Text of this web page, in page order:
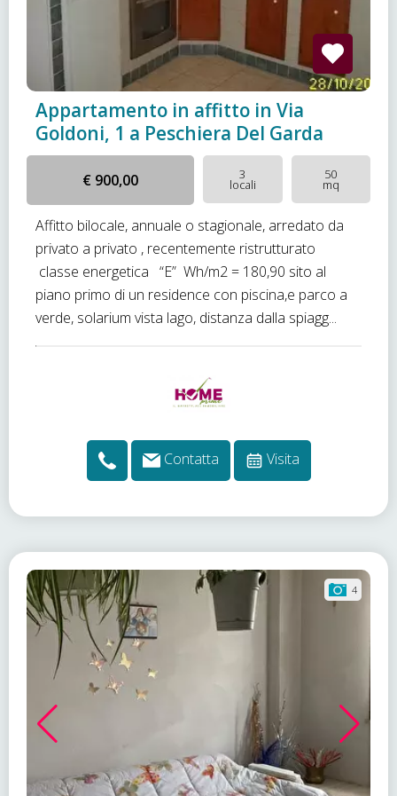
Appartamento in affitto in Via
Goldoni, 1 a Peschiera Del Garda
€ 900,00 3
locali
50
mq
Affitto bilocale, annuale o stagionale, arredato da
privato a privato , recentemente ristrutturato
classe energetica “E” Wh/m2 = 180,90 sito al
piano primo di un residence con piscina,e parco a
verde, solarium vista lago, distanza dalla spiagg...
Contatta Visita
4